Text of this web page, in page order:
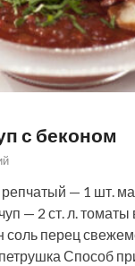
с беконом
— 1 шт.
— 2 ст. л.
соль перец
Способ